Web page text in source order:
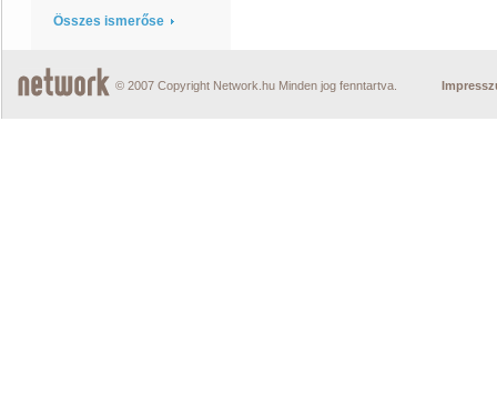
Összes ismerőse
© 2007 Copyright Network.hu Minden jog fenntartva.